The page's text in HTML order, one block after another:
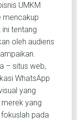
UMKM
mencakup
tentang
oleh audiens
– situs web,
WhatsApp
yang
yang
pada